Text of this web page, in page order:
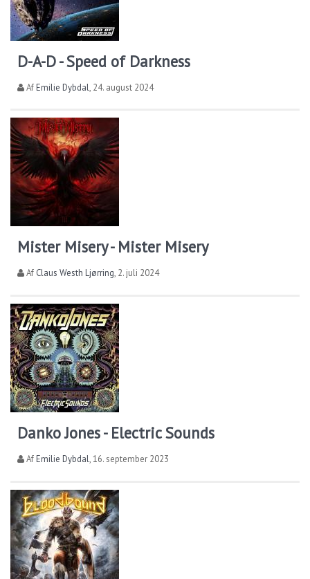
D-A-D - Speed of Darkness
AfEmilie Dybdal, 24. august 2024
Mister Misery - Mister Misery
Af Claus Westh Ljørring, 2. juli 2024
Danko Jones - Electric Sounds
AfEmilie Dybdal,16. september 2023